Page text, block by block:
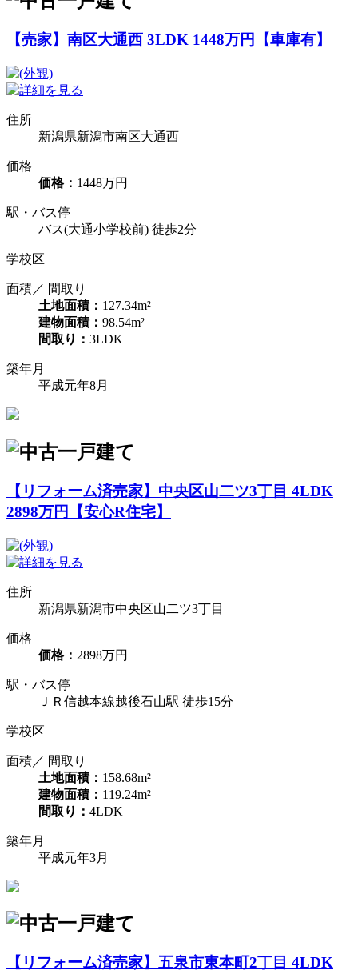
【売家】南区大通西 3LDK 1448万円【車庫有】
住所
新潟県新潟市南区大通西
価格
価格： 1448万円
駅・バス停
バス(大通小学校前) 徒歩2分
学校区
面積／ 間取り
土地面積： 127.34m²
建物面積： 98.54m²
間取り： 3LDK
築年月
平成元年8月
【リフォーム済売家】中央区山二ツ3丁目 4LDK
2898万円【安心R住宅】
住所
新潟県新潟市中央区山二ツ3丁目
価格
価格： 2898万円
駅・バス停
ＪＲ信越本線越後石山駅 徒歩15分
学校区
面積／ 間取り
土地面積： 158.68m²
建物面積： 119.24m²
間取り： 4LDK
築年月
平成元年3月
【リフォーム済売家】五泉市東本町2丁目 4LDK